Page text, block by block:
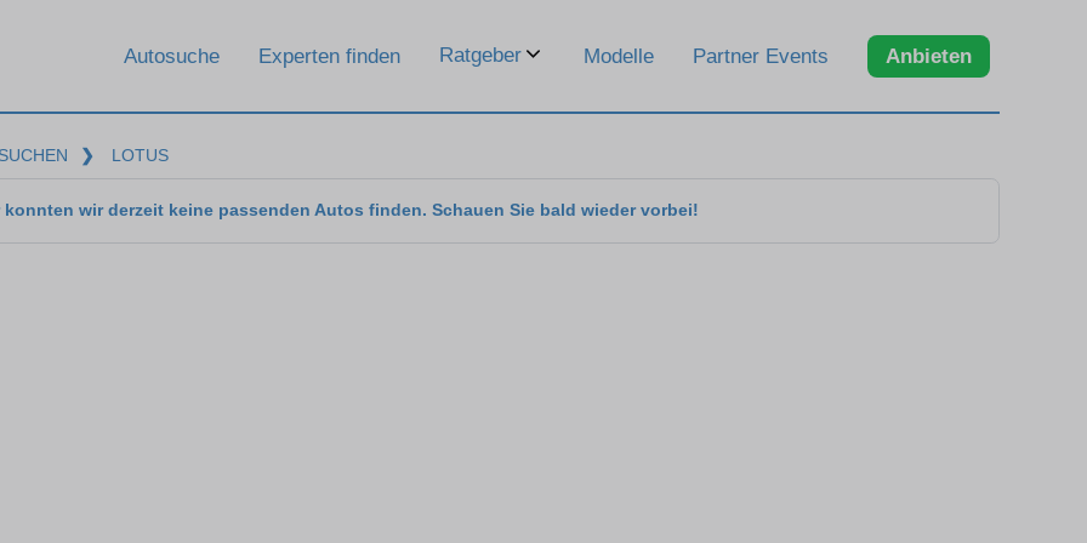
Autosuche Experten finden Ratgeber Modelle Partner Events Anbieten
❯ LOTUS
konnten wir derzeit keine passenden Autos finden. Schauen Sie bald wieder vorbei!